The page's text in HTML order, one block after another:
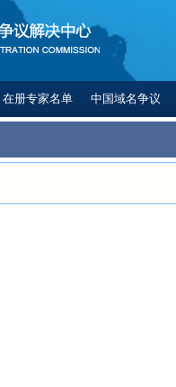
在册专家名单 中国域名争议